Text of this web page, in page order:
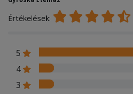
Értékelések:
5
4
3